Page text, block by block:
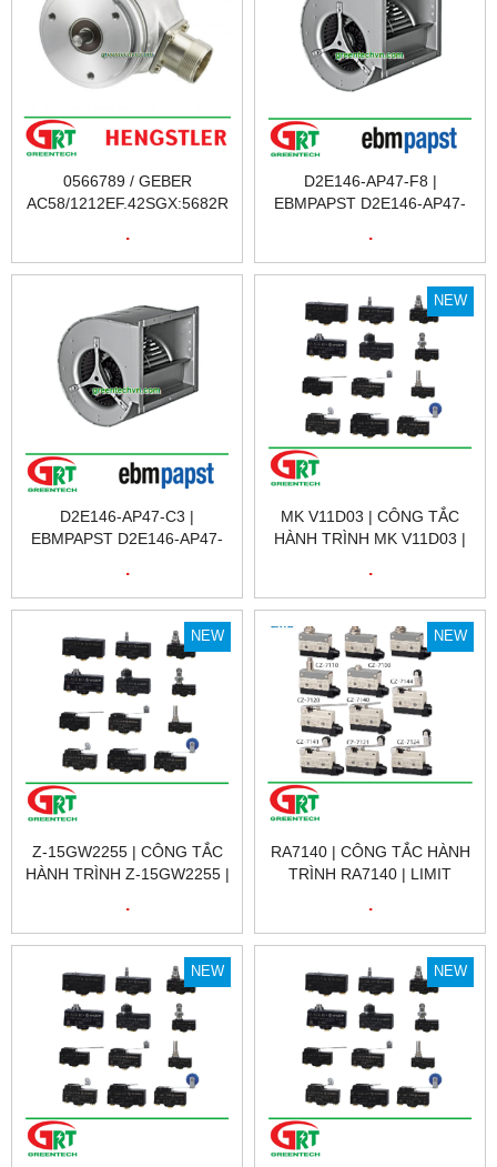
0566789 / GEBER
AC58/1212EF.42SGX:5682R
AC58/1212EF.42SGX:5682R
VIỆT NAM
.
D2E146-AP47-F8 |
EBMPAPST D2E146-AP47-
TẢN NHIỆT EBMPAPST
D2E146-AP47-F8 | FAN
EBMPAPST D2E146-AP47-
F8 | EBM
.
D2E146-AP47-C3 |
EBMPAPST D2E146-AP47-
C3 | FAN EBMPAPST
D2E146-AP47-C3 | EBM
.
NEW
MK V11D03 | CÔNG TẮC
HÀNH TRÌNH MK V11D03 |
PIZZATO VIỆT NAM
.
NEW
Z-15GW2255 | CÔNG TẮC
HÀNH TRÌNH Z-15GW2255 |
.
NEW
RA7140 | CÔNG TẮC HÀNH
TRÌNH RA7140 | LIMIT
.
NEW NEW